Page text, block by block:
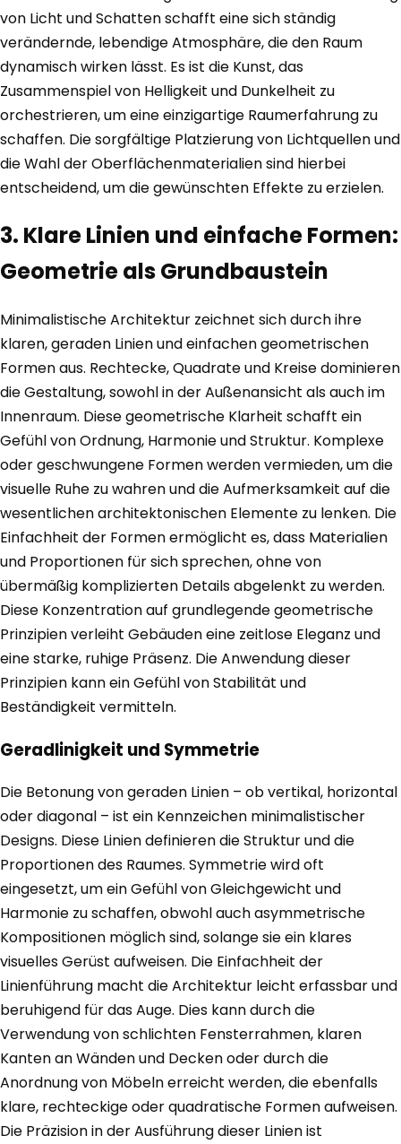
von Licht und Schatten schafft eine sich ständig
verändernde, lebendige Atmosphäre, die den Raum
dynamisch wirken lässt. Es ist die Kunst, das
Zusammenspiel von Helligkeit und Dunkelheit zu
orchestrieren, um eine einzigartige Raumerfahrung zu
schaffen. Die sorgfältige Platzierung von Lichtquellen und
die Wahl der Oberflächenmaterialien sind hierbei
entscheidend, um die gewünschten Effekte zu erzielen.
3. Klare Linien und einfache Formen:
Geometrie als Grundbaustein
Minimalistische Architektur zeichnet sich durch ihre
klaren, geraden Linien und einfachen geometrischen
Formen aus. Rechtecke, Quadrate und Kreise dominieren
die Gestaltung, sowohl in der Außenansicht als auch im
Innenraum. Diese geometrische Klarheit schafft ein
Gefühl von Ordnung, Harmonie und Struktur. Komplexe
oder geschwungene Formen werden vermieden, um die
visuelle Ruhe zu wahren und die Aufmerksamkeit auf die
wesentlichen architektonischen Elemente zu lenken. Die
Einfachheit der Formen ermöglicht es, dass Materialien
und Proportionen für sich sprechen, ohne von
übermäßig komplizierten Details abgelenkt zu werden.
Diese Konzentration auf grundlegende geometrische
Prinzipien verleiht Gebäuden eine zeitlose Eleganz und
eine starke, ruhige Präsenz. Die Anwendung dieser
Prinzipien kann ein Gefühl von Stabilität und
Beständigkeit vermitteln.
Geradlinigkeit und Symmetrie
Die Betonung von geraden Linien – ob vertikal, horizontal
oder diagonal – ist ein Kennzeichen minimalistischer
Designs. Diese Linien definieren die Struktur und die
Proportionen des Raumes. Symmetrie wird oft
eingesetzt, um ein Gefühl von Gleichgewicht und
Harmonie zu schaffen, obwohl auch asymmetrische
Kompositionen möglich sind, solange sie ein klares
visuelles Gerüst aufweisen. Die Einfachheit der
Linienführung macht die Architektur leicht erfassbar und
beruhigend für das Auge. Dies kann durch die
Verwendung von schlichten Fensterrahmen, klaren
Kanten an Wänden und Decken oder durch die
Anordnung von Möbeln erreicht werden, die ebenfalls
klare, rechteckige oder quadratische Formen aufweisen.
Die Präzision in der Ausführung dieser Linien ist